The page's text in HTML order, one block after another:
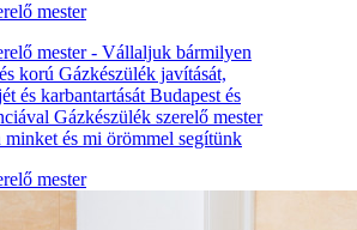
mester
mester - Vállaljuk bármilyen
korú Gázkészülék javítását,
és karbantartását Budapest és
Gázkészülék szerelő mester
és mi örömmel segítünk
mester